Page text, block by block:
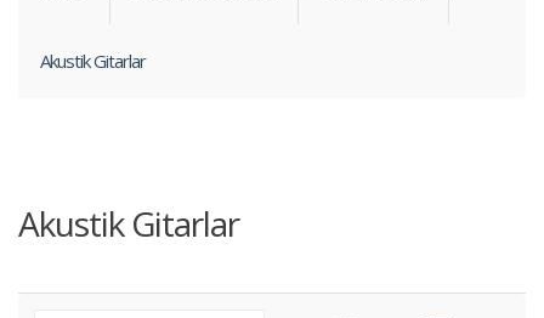
Akustik Gitarlar
Akustik Gitarlar